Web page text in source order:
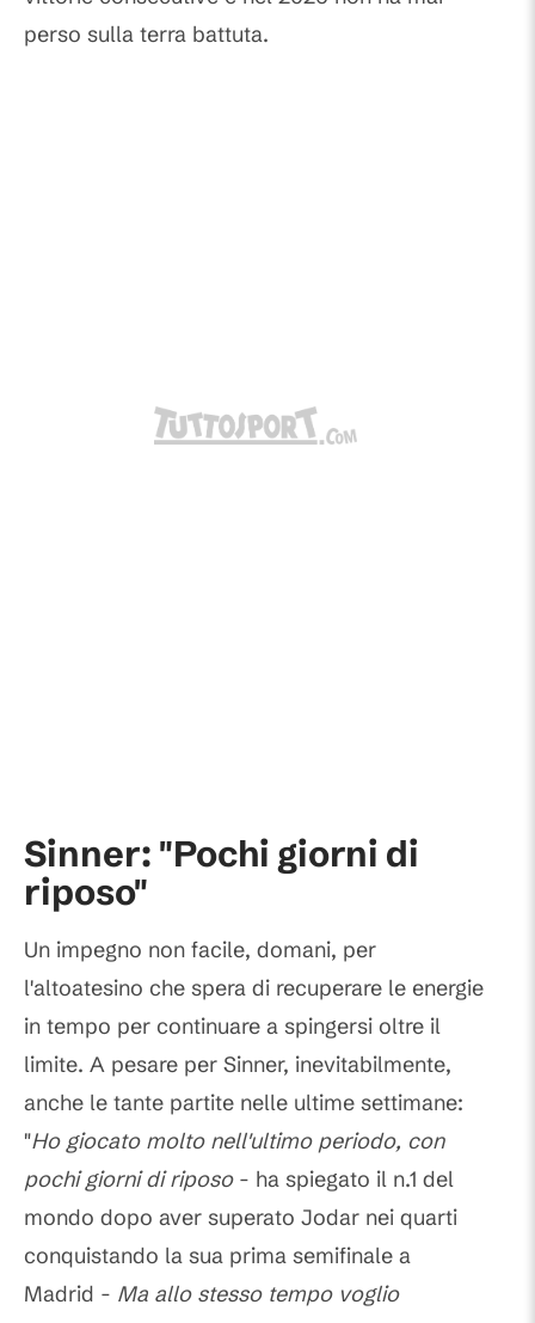
perso sulla terra battuta.
Sinner: "Pochi giorni di
riposo"
Un impegno non facile, domani, per
l'altoatesino che spera di recuperare le energie
in tempo per continuare a spingersi oltre il
limite. A pesare per Sinner, inevitabilmente,
anche le tante partite nelle ultime settimane:
"Ho giocato molto nell'ultimo periodo, con
pochi giorni di riposo- ha spiegato il n.1 del
mondo dopo aver superato Jodar nei quarti
conquistando la sua prima semifinale a
Madrid - Ma allo stesso tempo voglio